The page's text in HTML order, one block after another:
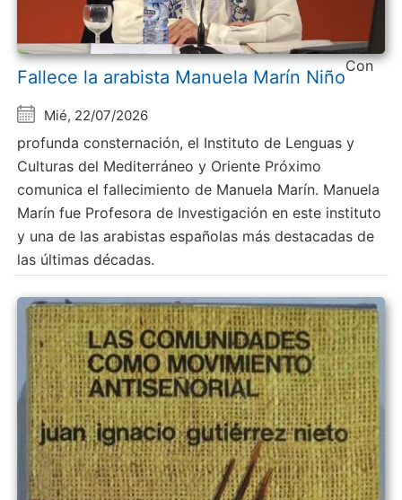
Fallece la arabista Manuela Marín Niño
Mié, 22/07/2026
Con
profunda consternación, el Instituto de Lenguas y
Culturas del Mediterráneo y Oriente Próximo
comunica el fallecimiento de Manuela Marín. Manuela
Marín fue Profesora de Investigación en este instituto
y una de las arabistas españolas más destacadas de
las últimas décadas.